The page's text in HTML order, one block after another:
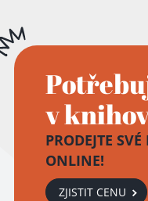
v
PRODEJTE
ONLINE!
ZJISTIT CENU
Přidáno